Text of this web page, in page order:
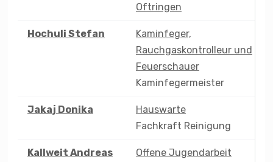
Oftringen
Hochuli Stefan
Kaminfeger,
Rauchgaskontrolleur und
Feuerschauer
Kaminfegermeister
Jakaj Donika
Hauswarte
Fachkraft Reinigung
Kallweit Andreas
Offene Jugendarbeit